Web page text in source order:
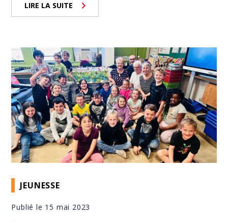
LIRE LA SUITE
JEUNESSE
Publié le 15 mai 2023